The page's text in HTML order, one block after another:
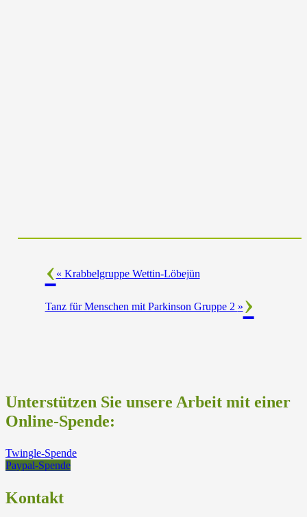
« Krabbelgruppe Wettin-Löbejün
Tanz für Menschen mit Parkinson Gruppe 2 »
Unterstützen Sie unsere Arbeit mit einer
Online-Spende:
Twingle-Spende
Paypal-Spende
Kontakt